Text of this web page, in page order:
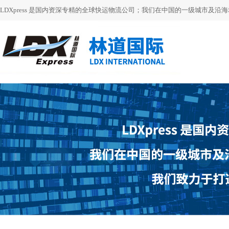
LDXpress 是国内资深专精的全球快运物流公司；我们在中国的一级城市及沿